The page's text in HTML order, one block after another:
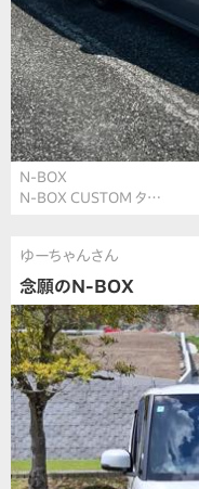
N-BOX
N-BOX CUSTOM タ…
ゆーちゃんさん
念願のN-BOX